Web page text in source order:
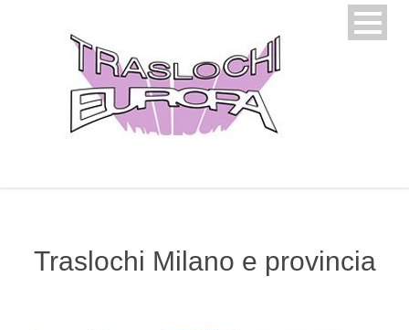
Traslochi Milano e provincia